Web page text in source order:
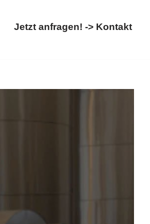
Jetzt anfragen! -> Kontakt